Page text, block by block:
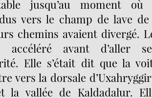
jusqu’au moment où
vers le champ de lave
chemins avaient divergé.
accéléré avant d’aller
Elle s’était dit que la
vers la dorsale
la vallée de Kaldadalur.